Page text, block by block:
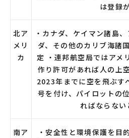
は登録
北ア
メリ
カ
・カナダ、ケイマン諸島
ダ、その他のカリブ海諸
定 ・連邦航空局ではアメ
作り許可があれば人の上
2023年までに空を飛ぶす
号を付け、パイロットの
ればならない
南ア
・安全性と環境保護を目